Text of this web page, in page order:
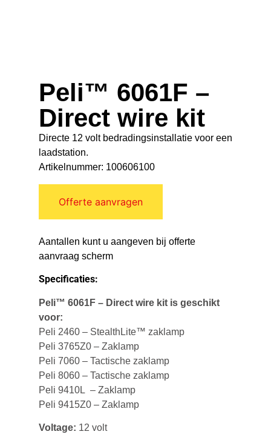
Peli™ 6061F –
Direct wire kit
Directe 12 volt bedradingsinstallatie voor een
laadstation.
Artikelnummer: 100606100
Offerte aanvragen
Aantallen kunt u aangeven bij offerte
aanvraag scherm
Specificaties:
Peli™ 6061F – Direct wire kit is geschikt
voor:
Peli 2460 – StealthLite™ zaklamp
Peli 3765Z0 – Zaklamp
Peli 7060 – Tactische zaklamp
Peli 8060 – Tactische zaklamp
Peli 9410L – Zaklamp
Peli 9415Z0 – Zaklamp
Voltage: 12 volt